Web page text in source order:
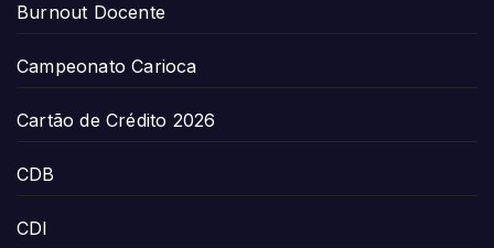
Burnout Docente
Campeonato Carioca
Cartão de Crédito 2026
CDB
CDI